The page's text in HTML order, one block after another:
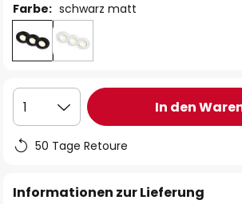
Farbe: schwarz matt
1 In den
50 Tage Retoure
Informationen zur Lieferung